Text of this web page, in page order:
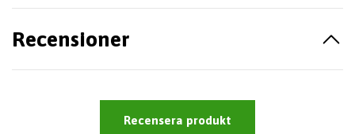
Recensioner
Recensera produkt